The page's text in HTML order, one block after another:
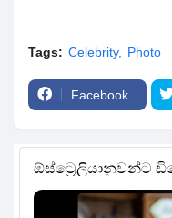
Tags: Celebrity Photo
Facebook